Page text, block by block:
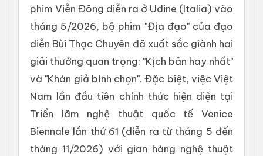
phim Viễn Đông diễn ra ở Udine (Italia) vào
tháng 5/2026, bộ phim "Địa đạo" của đạo
diễn Bùi Thạc Chuyên đã xuất sắc giành hai
giải thưởng quan trọng: "Kịch bản hay nhất"
và "Khán giả bình chọn". Đặc biệt, việc Việt
Nam lần đầu tiên chính thức hiện diện tại
Triển lãm nghệ thuật quốc tế Venice
Biennale lần thứ 61 (diễn ra từ tháng 5 đến
tháng 11/2026) với gian hàng nghệ thuật